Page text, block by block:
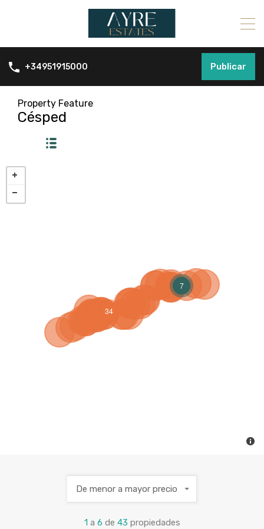
+34951915000 Publicar
Property Feature
Césped
7
34
1 a 6 de 43 propiedades
De menor a mayor precio